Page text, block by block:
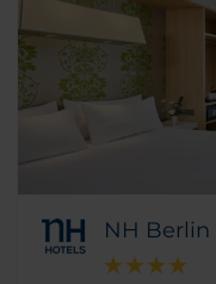
van de zon.
NH